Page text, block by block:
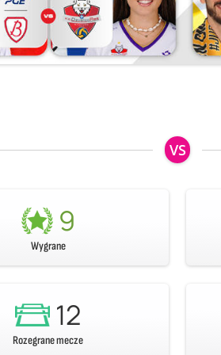
VS
9
Wygrane
12
Rozegrane mecze